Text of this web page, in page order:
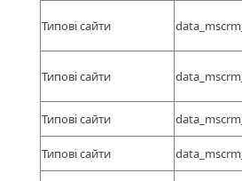
Типові сайти
Типові сайти
Типові сайти
Типові сайти